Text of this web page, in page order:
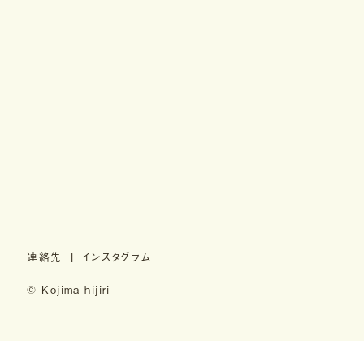
連絡先 インスタグラム
© Kojima hijiri